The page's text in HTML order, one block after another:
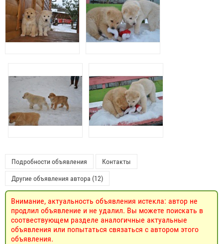
Подробности объявления Контакты
Другие объявления автора (12)
Внимание, актуальность объявления истекла: автор не
продлил объявление и не удалил. Вы можете поискать в
соотвествующем разделе аналогичные актуальные
объявления или попытаться связаться с автором этого
объявления.